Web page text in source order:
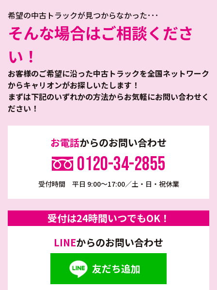
希望の中古トラックが見つからなかった･･･
そんな場合はご相談くださ
い！
お客様のご希望に沿った中古トラックを全国ネットワーク
からキャリオンがお探しいたします！
まずは下記のいずれかの方法からお気軽にお問い合わせく
ださい！
お電話からのお問い合わせ
0120-34-2855
受付時間 平日 9:00～17:00／土・日・祝休業
受付は24時間いつでもOK！
LINEからのお問い合わせ
友だち追加